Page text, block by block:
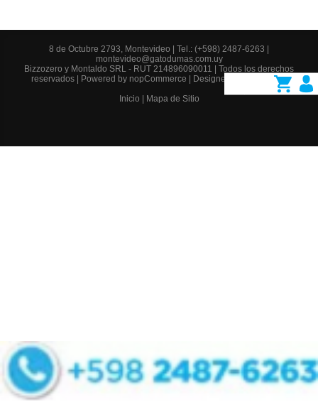
8 de Octubre 2793, Montevideo | Tel.: (+598) 2487-6263
montevideo@gatodumas.com.uy
Bizzozero y Montaldo SRL - RUT 214896090011 | Todos los derechos
reservados | Powered by nopCommerce | Designed by
AgileWorks
Inicio
Mapa de Sitio